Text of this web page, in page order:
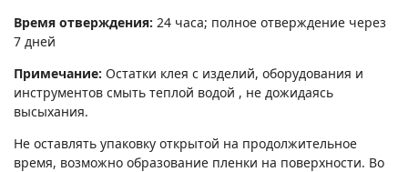
Время отверждения: 24 часа; полное отверждение через
7 дней
Примечание: Остатки клея с изделий, оборудования и
инструментов смыть теплой водой , не дожидаясь
высыхания.
Не оставлять упаковку открытой на продолжительное
время, возможно образование пленки на поверхности. Во